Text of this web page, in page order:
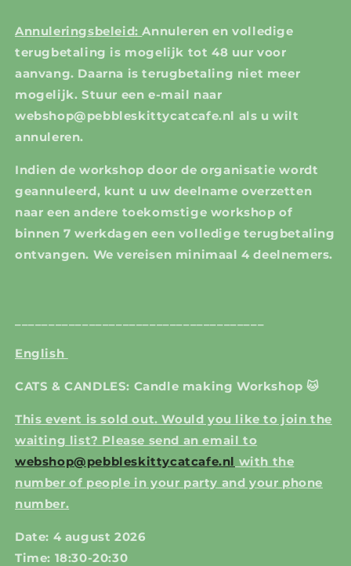
Annuleringsbeleid:Annuleren en volledige
terugbetaling is mogelijk tot 48 uur voor
aanvang. Daarna is terugbetaling niet meer
mogelijk. Stuur een e-mail naar
webshop@pebbleskittycatcafe.nl als u wilt
annuleren.
Indien de workshop door de organisatie wordt
geannuleerd, kunt u uw deelname overzetten
naar een andere toekomstige workshop of
binnen 7 werkdagen een volledige terugbetaling
ontvangen. We vereisen minimaal 4 deelnemers.
English
CATS & CANDLES: Candle making Workshop 🐱
This event is sold out. Would you like to join the
waiting list? Please send an email to
webshop@pebbleskittycatcafe.nl with the
number of people in your party and your phone
number.
Date: 4 august 2026
Time: 18:30-20:30